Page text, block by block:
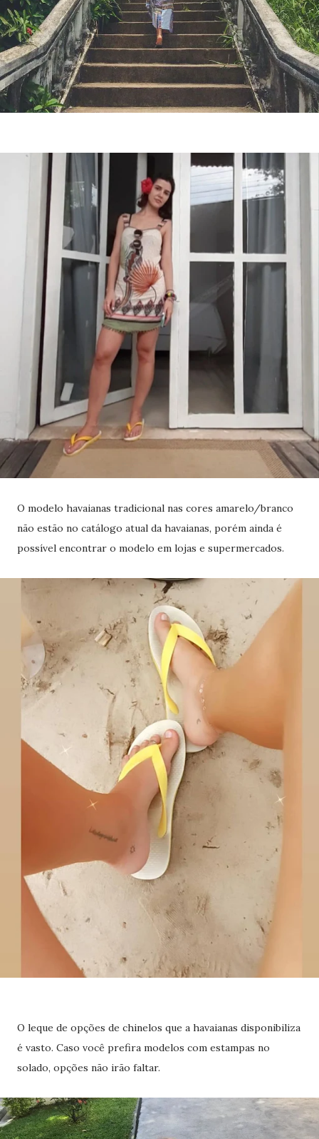
O modelo havaianas tradicional nas cores amarelo/branco
não estão no catálogo atual da havaianas, porém ainda é
possível encontrar o modelo em lojas e supermercados.
O leque de opções de chinelos que a havaianas disponibiliza
é vasto. Caso você prefira modelos com estampas no
solado, opções não irão faltar.